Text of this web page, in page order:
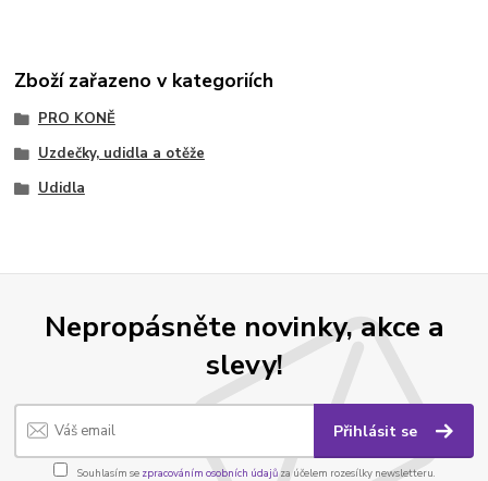
Zboží zařazeno v kategoriích
PRO KONĚ
Uzdečky, udidla a otěže
Udidla
Nepropásněte novinky, akce a
slevy!
Přihlásit se
Souhlasím se zpracováním osobních údajůza účelem rozesílky newsletteru.